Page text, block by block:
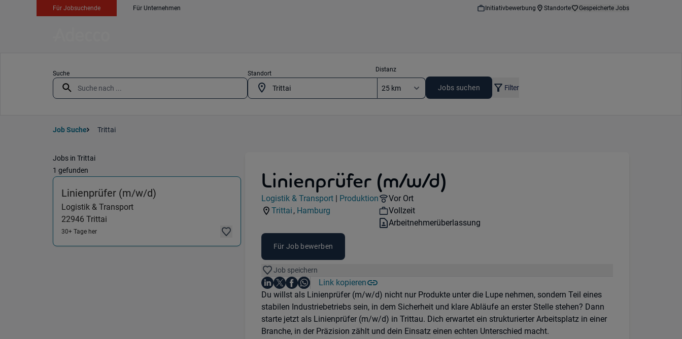
Für Jobsuchende Für Unternehmen Initiativbewerbung Standorte Gespeicherte Jobs
Suche Standort
Distanz
Jobs suchen Filter
Job Suche Trittai
Jobs in Trittai
1 gefunden
Linienprüfer (m/w/d) (Logistik & Transport) in 22946 Trittai
Logistik & Transport
22946 Trittai
30+ Tage her
Linienprüfer (m/w/d)
Jobdetails
Kategorie:
Logistik & Transport|
Industry:
Produktion
Standorte:
Trittai ,
Region:
Hamburg
Remote Option:
Vor Ort
Workhours:
Vollzeit
Vertragsart:
Arbeitnehmerüberlassung
Für Job bewerben
Job speichern
Teile diesen Job
Auf LinkedIn teilen
Auf X teilen
Auf Facebook teilen
Auf WhatsApp teilen
Link kopieren
Einleitung
Du willst als Linienprüfer (m/w/d) nicht nur Produkte unter die Lupe nehmen, sondern Teil eines
stabilen Industriebetriebs sein, in dem Sicherheit und klare Abläufe an erster Stelle stehen? Dann
starte jetzt als Linienprüfer (m/w/d) in Trittau. Dich erwartet ein strukturierter Arbeitsplatz in einer
Branche, in der Präzision zählt und dein Einsatz einen echten Unterschied macht.